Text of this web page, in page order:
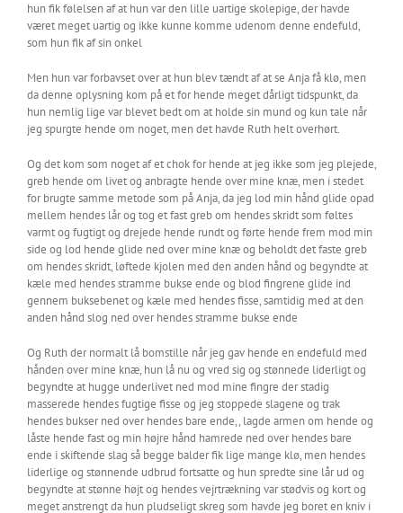
hun fik følelsen af at hun var den lille uartige skolepige, der havde
været meget uartig og ikke kunne komme udenom denne endefuld,
som hun fik af sin onkel
Men hun var forbavset over at hun blev tændt af at se Anja få klø, men
da denne oplysning kom på et for hende meget dårligt tidspunkt, da
hun nemlig lige var blevet bedt om at holde sin mund og kun tale når
jeg spurgte hende om noget, men det havde Ruth helt overhørt.
Og det kom som noget af et chok for hende at jeg ikke som jeg plejede,
greb hende om livet og anbragte hende over mine knæ, men i stedet
for brugte samme metode som på Anja, da jeg lod min hånd glide opad
mellem hendes lår og tog et fast greb om hendes skridt som føltes
varmt og fugtigt og drejede hende rundt og førte hende frem mod min
side og lod hende glide ned over mine knæ og beholdt det faste greb
om hendes skridt, løftede kjolen med den anden hånd og begyndte at
kæle med hendes stramme bukse ende og blod fingrene glide ind
gennem buksebenet og kæle med hendes fisse, samtidig med at den
anden hånd slog ned over hendes stramme bukse ende
Og Ruth der normalt lå bomstille når jeg gav hende en endefuld med
hånden over mine knæ, hun lå nu og vred sig og stønnede liderligt og
begyndte at hugge underlivet ned mod mine fingre der stadig
masserede hendes fugtige fisse og jeg stoppede slagene og trak
hendes bukser ned over hendes bare ende,, lagde armen om hende og
låste hende fast og min højre hånd hamrede ned over hendes bare
ende i skiftende slag så begge balder fik lige mange klø, men hendes
liderlige og stønnende udbrud fortsatte og hun spredte sine lår ud og
begyndte at stønne højt og hendes vejrtrækning var stødvis og kort og
meget anstrengt da hun pludseligt skreg som havde jeg boret en kniv i